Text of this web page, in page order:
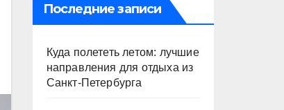
Последние записи
Куда полететь летом: лучшие
направления для отдыха из
Санкт-Петербурга